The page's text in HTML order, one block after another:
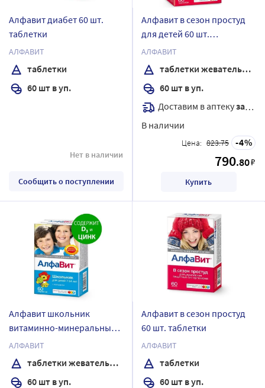
Алфавит диабет 60 шт.
таблетки
АЛФАВИТ
таблетки
60 шт в уп.
Нет в наличии
Сообщить о поступлении
Алфавит в сезон простуд
для детей 60 шт.
жевательные таблетки
АЛФАВИТ
таблетки жевательные
60 шт в уп.
Доставим в аптекузавтра
В наличии
Цена: 823.75 4
790.80₽
Купить
Алфавит школьник
витаминно-минеральный
комплекс 60 шт. таблетки
жевательные
АЛФАВИТ
таблетки жевательные
60 шт в уп.
Алфавит в сезон простуд
60 шт. таблетки
АЛФАВИТ
таблетки
60 шт в уп.